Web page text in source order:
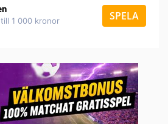
1 000 kronor SPELA